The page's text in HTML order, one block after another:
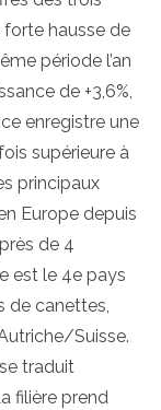
hausse de
période l’an
de +3,6%,
enregistre une
supérieure à
principaux
Europe depuis
de 4
est le 4e pays
de canettes,
Suisse.
traduit
filière prend